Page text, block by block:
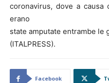
coronavirus, dove a
erano
state amputate entrambe le
(ITALPRESS).
Facebook